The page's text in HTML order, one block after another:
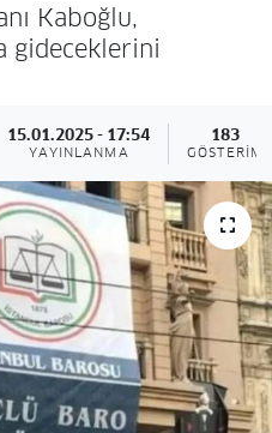
Kaboğlu,
gideceklerini
15.01.2025 - 17:54
YAYINLANMA
183
GÖSTERIM